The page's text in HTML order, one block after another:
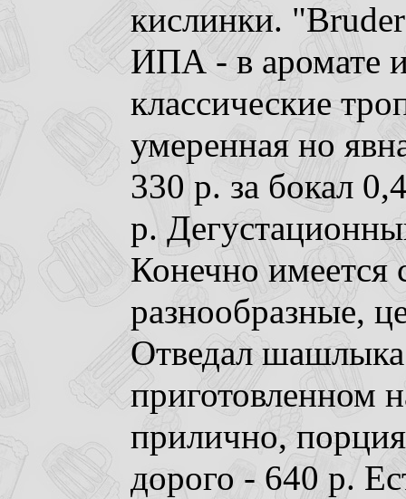
кислинки.
ИПА - в аромате
классические
умеренная но
330 р. за бокал
р.
Конечно имеется
разнообразные,
Отведал
приготовленном
прилично,
дорого - 640 р.